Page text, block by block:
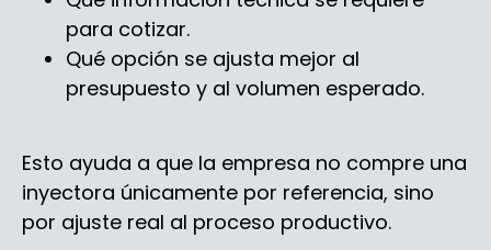
para cotizar.
Qué opción se ajusta mejor al
presupuesto y al volumen esperado.
Esto ayuda a que la empresa no compre una
inyectora únicamente por referencia, sino
por ajuste real al proceso productivo.